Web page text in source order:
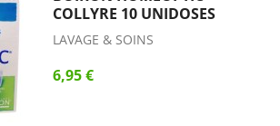
COLLYRE 10 UNIDOSES
LAVAGE & SOINS
6,95 €